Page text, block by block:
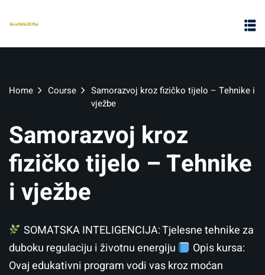
Home Course
Samorazvoj kroz fizičko tijelo – Tehnike i
vježbe
Samorazvoj kroz
fizičko tijelo – Tehnike
i vježbe
SOMATSKA INTELIGENCIJA: Tjelesne tehnike za
duboku regulaciju i životnu energiju
Opis kursa:
Ovaj edukativni program vodi vas kroz moćan